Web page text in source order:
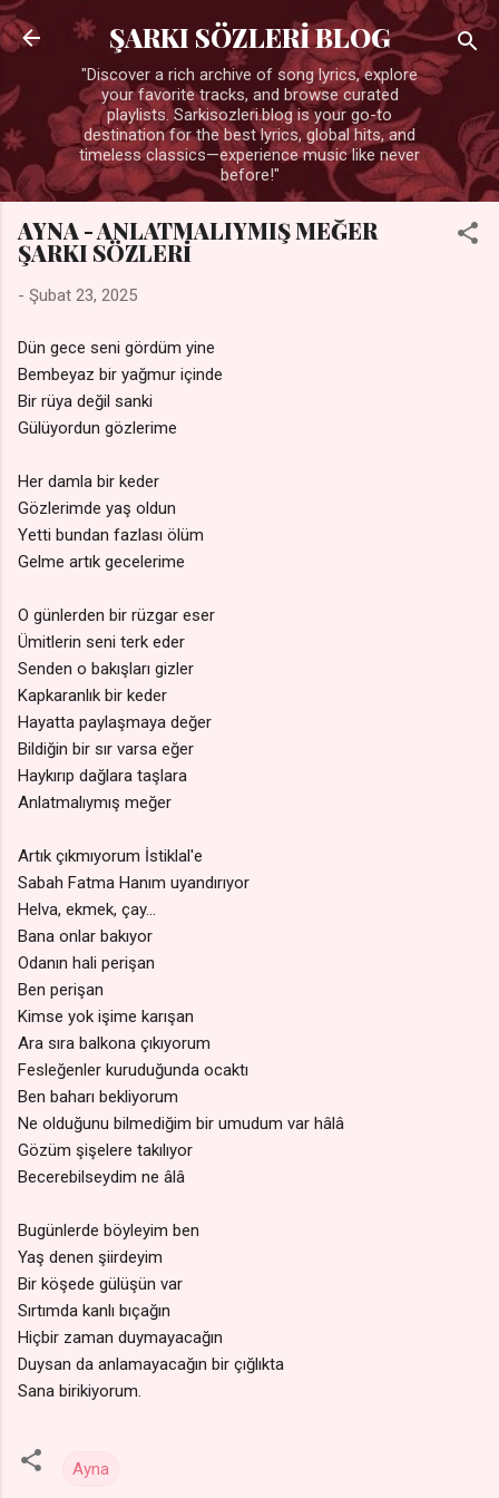
Ana içeriğe atla
ŞARKI SÖZLERİ BLOG
"Discover a rich archive of song lyrics, explore
your favorite tracks, and browse curated
playlists. Sarkisozleri.blog is your go-to
destination for the best lyrics, global hits, and
timeless classics—experience music like never
before!"
AYNA - ANLATMALIYMIŞ MEĞER
ŞARKI SÖZLERİ
- Şubat 23, 2025
Dün gece seni gördüm yine
Bembeyaz bir yağmur içinde
Bir rüya değil sanki
Gülüyordun gözlerime
Her damla bir keder
Gözlerimde yaş oldun
Yetti bundan fazlası ölüm
Gelme artık gecelerime
O günlerden bir rüzgar eser
Ümitlerin seni terk eder
Senden o bakışları gizler
Kapkaranlık bir keder
Hayatta paylaşmaya değer
Bildiğin bir sır varsa eğer
Haykırıp dağlara taşlara
Anlatmalıymış meğer
Artık çıkmıyorum İstiklal'e
Sabah Fatma Hanım uyandırıyor
Helva, ekmek, çay...
Bana onlar bakıyor
Odanın hali perişan
Ben perişan
Kimse yok işime karışan
Ara sıra balkona çıkıyorum
Fesleğenler kuruduğunda ocaktı
Ben baharı bekliyorum
Ne olduğunu bilmediğim bir umudum var hâlâ
Gözüm şişelere takılıyor
Becerebilseydim ne âlâ
Bugünlerde böyleyim ben
Yaş denen şiirdeyim
Bir köşede gülüşün var
Sırtımda kanlı bıçağın
Hiçbir zaman duymayacağın
Duysan da anlamayacağın bir çığlıkta
Sana birikiyorum.
Ayna